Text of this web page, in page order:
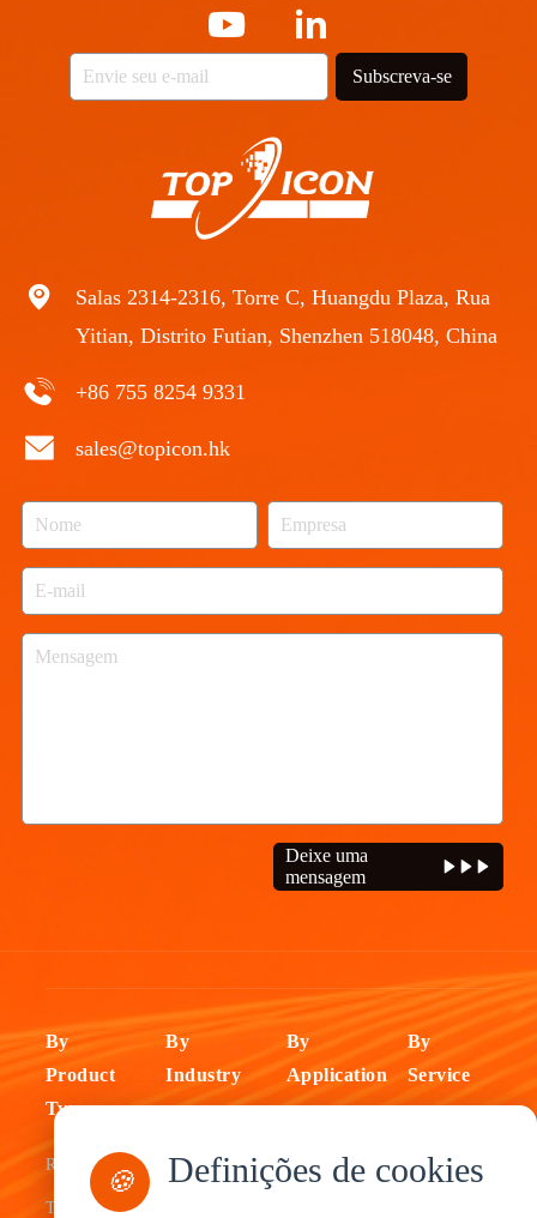
Salas 2314-2316, Torre C, Huangdu Plaza, Rua
Yitian, Distrito Futian, Shenzhen 518048, China
+86 755 8254 9331
sales@topicon.hk
Deixe uma
mensagem
Subscreva-se
By
Product
Type
Rugged
Tablets
By
Industry
Management
By
Application
Delivery
By
Service
Customization
🍪 Definições de cookies